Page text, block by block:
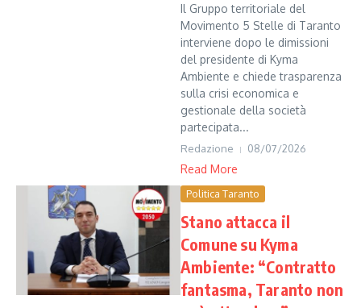
Il Gruppo territoriale del
Movimento 5 Stelle di Taranto
interviene dopo le dimissioni
del presidente di Kyma
Ambiente e chiede trasparenza
sulla crisi economica e
gestionale della società
partecipata...
Redazione 08/07/2026
Read More
Politica Taranto
Stano attacca il
Comune su Kyma
Ambiente: “Contratto
fantasma, Taranto non